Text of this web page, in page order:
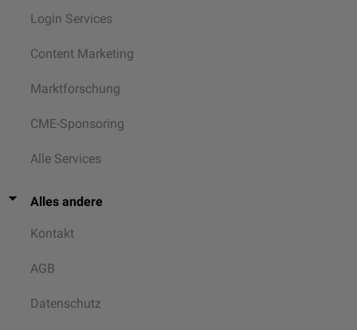
Login Services
Content Marketing
Marktforschung
CME-Sponsoring
Alle Services
Alles andere
Kontakt
AGB
Datenschutz